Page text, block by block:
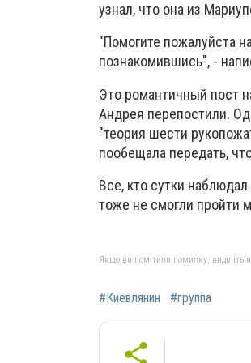
узнал, что она из
"Помогите пожалуйста
познакомившись", -
Это романтичный пост
Андрея перепостили.
"теория шести
пообещала передать,
Все, кто сутки
тоже не смогли пройти
Якщо ви помітили помилку, виділіть
#Киевлянин #группа